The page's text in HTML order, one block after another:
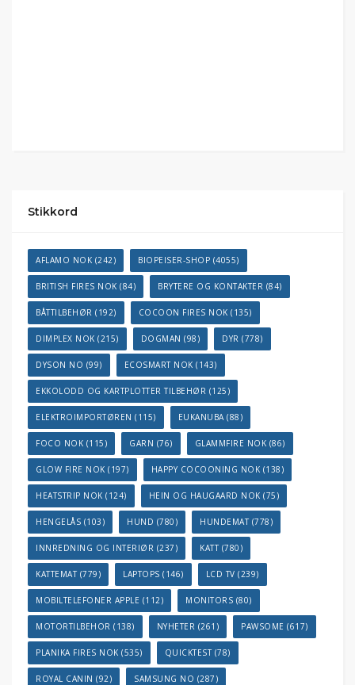
Stikkord
AFLAMO NOK (242) BIOPEISER-SHOP (4055)
BRITISH FIRES NOK (84) BRYTERE OG KONTAKTER (84)
BÅTTILBEHØR (192) COCOON FIRES NOK (135)
DIMPLEX NOK (215) DOGMAN (98) DYR (778)
DYSON NO (99) ECOSMART NOK (143)
EKKOLODD OG KARTPLOTTER TILBEHØR (125)
ELEKTROIMPORTØREN (115) EUKANUBA(88)
FOCO NOK (115) GARN (76) GLAMMFIRE NOK (86)
GLOW FIRE NOK (197) HAPPY COCOONING NOK (138)
HEATSTRIP NOK (124) HEIN OG HAUGAARD NOK (75)
HENGELÅS (103) HUND (780) HUNDEMAT(778)
INNREDNING OG INTERIØR (237) KATT(780)
KATTEMAT(779) LAPTOPS (146) LCD TV (239)
MOBILTELEFONER APPLE (112) MONITORS (80)
MOTORTILBEHOR (138) NYHETER (261) PAWSOME (617)
PLANIKA FIRES NOK (535) QUICKTEST(78)
ROYAL CANIN (92) SAMSUNG NO (287)